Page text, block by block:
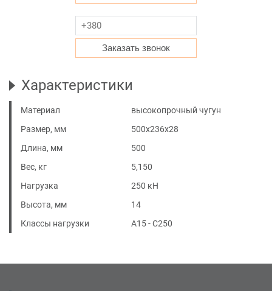
Заказать звонок
Характеристики
Материал
высокопрочный чугун
Размер, мм
500x236x28
Длина, мм
500
Вес, кг
5,150
Нагрузка
250 кН
Высота, мм
14
Класcы нагрузки
A15 - C250